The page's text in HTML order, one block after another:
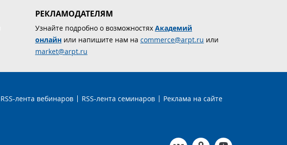
РЕКЛАМОДАТЕЛЯМ
Узнайте подробно о возможностях Академий
онлайнили напишите нам на commerce@arpt.ru или
market@arpt.ru
RSS-лента вебинаров RSS-лента семинаров Реклама на сайте